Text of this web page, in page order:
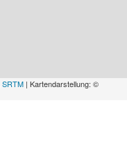
SRTM | Kartendarstellung: ©